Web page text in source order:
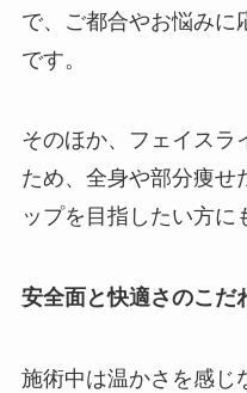
で、ご都合やお悩みに
です。
そのほか、フェイスラ
ため、全身や部分痩せ
ップを目指したい方に
安全面と快適さのこだ
施術中は温かさを感じ